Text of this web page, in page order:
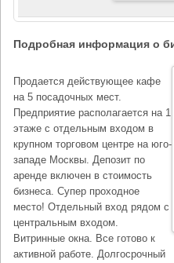
Подробная информация о
Продается действующее кафе
на 5 посадочных мест.
Предприятие располагается на 1
этаже с отдельным входом в
крупном торговом центре на юго-
западе Москвы. Депозит по
аренде включен в стоимость
бизнеса. Супер проходное
место! Отдельный вход рядом с
центральным входом.
Витринные окна. Все готово к
активной работе. Долгосрочный